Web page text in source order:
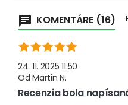
KOMENTÁRE (16)
24. 11. 2025 11:50
OdMartin N.
Recenzia bola